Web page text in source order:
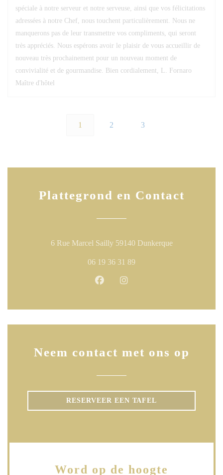
spéciale à notre serveur et notre serveuse, ainsi que vos félicitations
adressées à notre Chef, nous touchent particulièrement. Nous ne
manquerons pas de leur transmettre vos compliments, qui seront
très appréciés. Nous espérons avoir le plaisir de vous accueillir de
nouveau très prochainement pour un nouveau moment de
convivialité et de gourmandise. Bien cordialement, L. Fornaro
Maître d'hôtel
1 2 3
Plattegrond en Contact
6 Rue Marcel Sailly 59140 Dunkerque((opent in een
06 19 36 31 89
Facebook ((opent in een nieuw
Neem contact met ons op
RESERVEER EEN TAFEL
Word op de hoogte